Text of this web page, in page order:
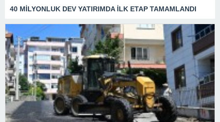
40 MİLYONLUK DEV YATIRIMDA İLK ETAP TAMAMLANDI